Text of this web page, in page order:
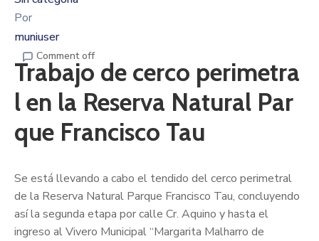
Por
muniuser
Comment off
Trabajo de cerco perimetra
l en la Reserva Natural Par
que Francisco Tau
Se está llevando a cabo el tendido del cerco perimetral
de la Reserva Natural Parque Francisco Tau, concluyendo
así la segunda etapa por calle Cr. Aquino y hasta el
ingreso al Vivero Municipal “Margarita Malharro de